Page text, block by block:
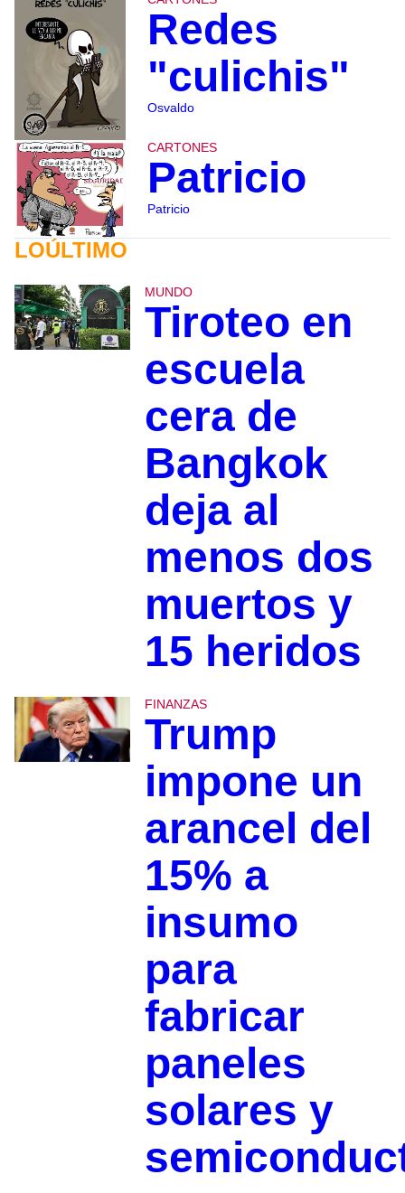
Redes
"culichis"
Osvaldo
CARTONES
Patricio
Patricio
LOÚLTIMO
MUNDO
Tiroteo en
escuela
cera de
Bangkok
deja al
menos dos
muertos y
15 heridos
FINANZAS
Trump
impone un
arancel del
15% a
insumo
para
fabricar
paneles
solares y